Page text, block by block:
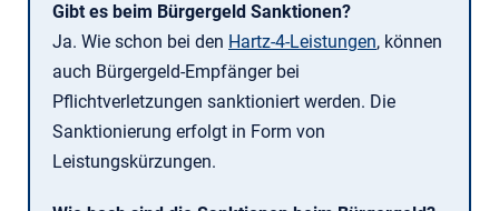
Gibt es beim Bürgergeld Sanktionen?
Ja. Wie schon bei den Hartz-4-Leistungen, können
auch Bürgergeld-Empfänger bei
Pflichtverletzungen sanktioniert werden. Die
Sanktionierung erfolgt in Form von
Leistungskürzungen.